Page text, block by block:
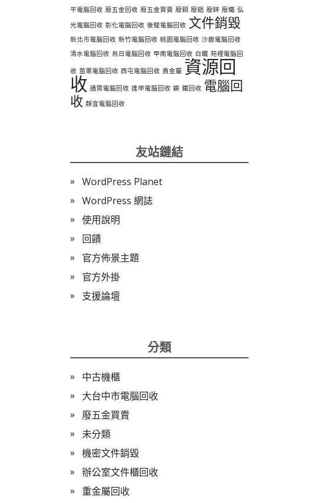
平電腦回收 廢五金回收 廢五金買賣 廢銅 廢鋁 廢鋅 廢鐵 弘
光電腦回收 彰化電腦回收 後龍電腦回收 文件銷毀
新北市電腦回收 新竹電腦回收 桃園電腦回收 沙鹿電腦回收
清水電腦回收 烏日電腦回收 甲南電腦回收 白鐵 苑裡電腦回
收 苗栗電腦回收 西屯電腦回收 貴金屬 資源回
收 通霄電腦回收 逢甲電腦回收 鎳 鐵回收 電腦回
收 靜宜電腦回收
友站鏈結
WordPress Planet
WordPress 網誌
使用說明
回饋
官方佈景主題
官方外掛
支援論壇
分類
中古機櫃
大台中市電腦回收
廢五金買賣
未分類
機密文件銷毀
辦公室文件櫃回收
重金屬回收